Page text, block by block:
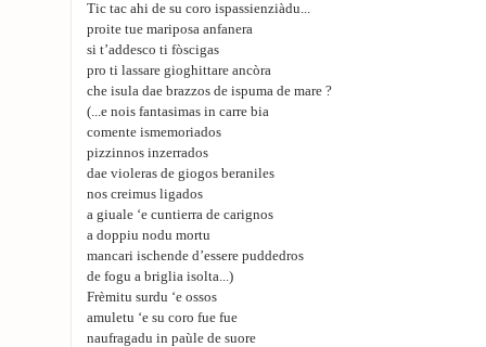
Tic tac ahi de su coro ispassienziàdu...
proite tue mariposa anfanera
si t’addesco ti fòscigas
pro ti lassare gioghittare ancòra
che isula dae brazzos de ispuma de mare ?
(...e nois fantasimas in carre bia
comente ismemoriados
pizzinnos inzerrados
dae violeras de giogos beraniles
nos creimus ligados
a giuale ‘e cuntierra de carignos
a doppiu nodu mortu
mancari ischende d’essere puddedros
de fogu a briglia isolta...)
Frèmitu surdu ‘e ossos
amuletu ‘e su coro fue fue
naufragadu in paùle de suore